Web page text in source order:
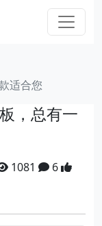
适合您
，总有一
1081
6